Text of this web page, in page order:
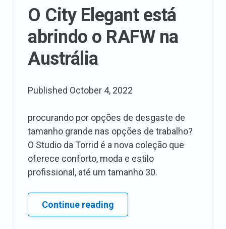
crepe
fino
com
O City Elegant está
abrindo o RAFW na
Austrália
Published October 4, 2022
procurando por opções de desgaste de
tamanho grande nas opções de trabalho?
O Studio da Torrid é a nova coleção que
oferece conforto, moda e estilo
profissional, até um tamanho 30.
Continue readingO
City